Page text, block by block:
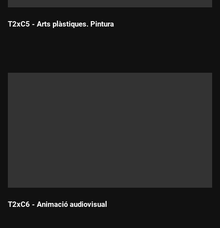
T2xC5 - Arts plàstiques. Pintura
T2xC6 - Animació audiovisual